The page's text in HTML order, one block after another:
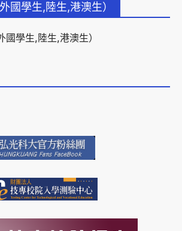
國學生,陸生,港澳生）
學生,陸生,港澳生）